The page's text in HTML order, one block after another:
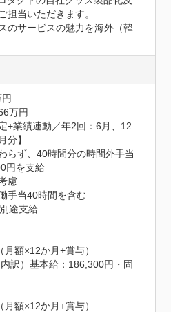
担当いただきます。
のサービスの魅力を海外（韓
万円
+業績連動／年2回：6月、12
分】
らず、40時間分の時間外手当
円を支給
慮
手当40時間を含む
途支給
額×12か月+賞与）
訳）基本給：186,300円・固
額×12か月+賞与）